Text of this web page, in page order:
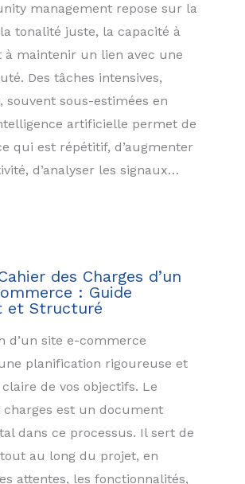
management repose sur la
tonalité juste, la capacité à
à maintenir un lien avec une
Des tâches intensives,
souvent sous-estimées en
artificielle permet de
qui est répétitif, d’augmenter
d’analyser les signaux…
des Charges d’un
: Guide
et Structuré
d’un site e-commerce
planification rigoureuse et
de vos objectifs. Le
charges est un document
dans ce processus. Il sert de
au long du projet, en
attentes, les fonctionnalités,